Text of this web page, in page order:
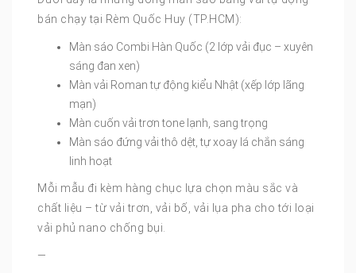
bán chạy tại Rèm Quốc Huy (TP.HCM):
Màn sáo Combi Hàn Quốc (2 lớp vải đục – xuyên
sáng đan xen)
Màn vải Roman tự động kiểu Nhật (xếp lớp lãng
mạn)
Màn cuốn vải trơn tone lạnh, sang trọng
Màn sáo đứng vải thô dệt, tự xoay lá chắn sáng
linh hoạt
Mỗi mẫu đi kèm hàng chục lựa chọn màu sắc và
chất liệu – từ vải trơn, vải bố, vải lụa pha cho tới loại
vải phủ nano chống bụi.
—